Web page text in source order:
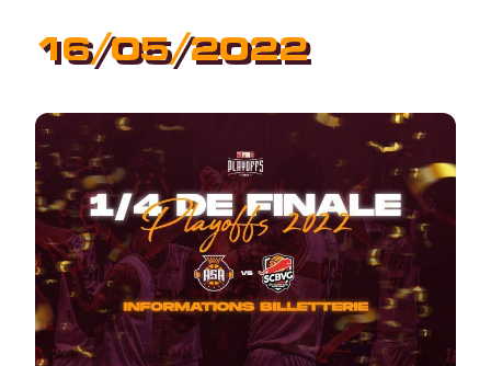
16/05/2022